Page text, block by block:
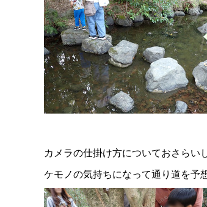
カメラの仕掛け方についておさらい
ケモノの気持ちになって通り道を予